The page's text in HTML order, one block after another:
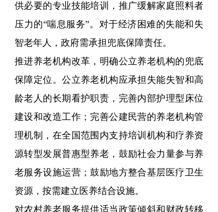
供必要的专业技能培训，推广缓解家庭照料者
压力的“喘息服务”。对于经济困难的失能和失
智老年人，政府需承担兜底保障责任。
推进养老机构改革，明确公立养老机构的兜底
保障定位。公立养老机构应承担失能失智和高
龄老人的长期看护职责，完善内部护理型床位
建设和改造工作；完善公建民营的养老机构管
理机制，在全国范围内支持培训机构和疗养资
源转型发展普惠型养老，鼓励社会力量参与养
老服务设施运营；鼓励地方整合基层医疗卫生
资源，按需建立医养结合设施。
对农村养老服务提供适当政策倾斜和财政转移